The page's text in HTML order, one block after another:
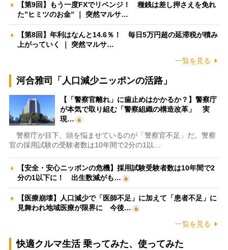
【第9回】もう一度FXでリベンジ！ 種銭は差し押さえを免れ
た”ヒミツのお金” ｜ 突然マルサ…
【第8回】年利はなんと14.6％！ 毎日5万円超の延滞税が積み
上がっていく ｜ 突然マルサ…
一覧を見る
河合雅司「人口減少ニッポンの活路」
【「警察官離れ」に歯止めはかかるか？】警察庁
が本気で取り組む「警察組織の構造改革」 実
現…
警察庁が目下、頭を悩ませているのが「警察官不足」だ。警察
官の採用試験の受験者数は10年間で2分の1以…
【安全・安心ニッポンの危機】採用試験受験者数は10年間で2
分の1以下に！ 出生数減がも…
【医療崩壊】人口減少で「医師不足」に加えて「患者不足」に
見舞われ地域医療が限界に 今後…
一覧を見る
快適クルマ生活 乗ってみた、使ってみた